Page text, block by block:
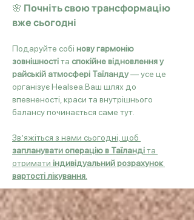
🌸 Почніть свою трансформацію
вже сьогодні
Подаруйте собі нову гармонію
зовнішності та спокійне відновлення у
райській атмосфері Таїланду — усе це
організує Healsea.Ваш шлях до
впевненості, краси та внутрішнього
балансу починається саме тут.
Зв’яжіться з нами сьогодні, щоб
запланувати операцію в Таїланді та
отримати індивідуальний розрахунок
вартості лікування